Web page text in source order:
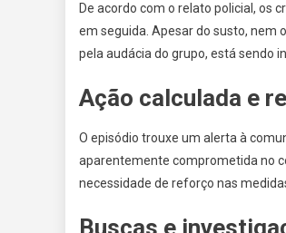
De acordo com o relato policial, os
em seguida. Apesar do susto, nem
pela audácia do grupo, está sendo
Ação calculada e
O episódio trouxe um alerta à
aparentemente comprometida no
necessidade de reforço nas
Buscas e